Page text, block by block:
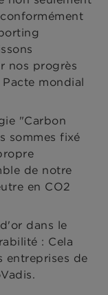
nos progrès
mondial
"Carbon
sommes fixé
de notre
en CO2
dans le
: Cela
entreprises de